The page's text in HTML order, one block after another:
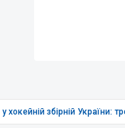
хокейній збірній України: